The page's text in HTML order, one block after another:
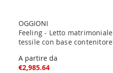
OGGIONI
Feeling - Letto matrimoniale
tessile con base contenitore
A partire da
€2,985.64